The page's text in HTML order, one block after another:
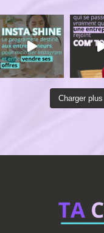
Charger plus